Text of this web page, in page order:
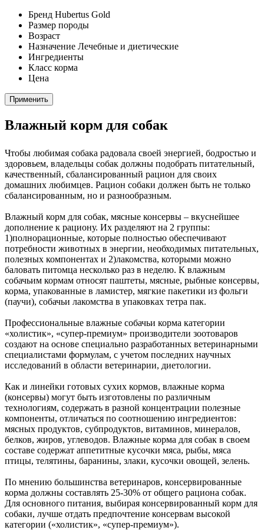
Бренд Hubertus Gold
Размер породы
Возраст
Назначение Лечебные и диетические
Ингредиенты
Класс корма
Цена
Применить
Влажный корм для собак
Чтобы любимая собака радовала своей энергией, бодростью и
здоровьем, владельцы собак должны подобрать питательный,
качественный, сбалансированный рацион для своих
домашних любимцев. Рацион собаки должен быть не только
сбалансированным, но и разнообразным.
Влажный корм для собак, мясные консервы – вкуснейшее
дополнение к рациону. Их разделяют на 2 группы:
1)полнорационные, которые полностью обеспечивают
потребности животных в энергии, необходимых питательных,
полезных компонентах и 2)лакомства, которыми можно
баловать питомца несколько раз в неделю. К влажным
собачьим кормам относят паштеты, мясные, рыбные консервы,
корма, упакованные в ламистер, мягкие пакетики из фольги
(паучи), собачьи лакомства в упаковках тетра пак.
Профессиональные влажные собачьи корма категории
«холистик», «супер-премиум» производители зоотоваров
создают на основе специально разработанных ветеринарными
специалистами формулам, с учетом последних научных
исследований в области ветеринарии, диетологии.
Как и линейки готовых сухих кормов, влажные корма
(консервы) могут быть изготовлены по различным
технологиям, содержать в разной концентрации полезные
компоненты, отличаться по соотношению ингредиентов:
мясных продуктов, субпродуктов, витаминов, минералов,
белков, жиров, углеводов. Влажные корма для собак в своем
составе содержат аппетитные кусочки мяса, рыбы, мяса
птицы, телятины, баранины, злаки, кусочки овощей, зелень.
По мнению большинства ветеринаров, консервированные
корма должны составлять 25-30% от общего рациона собак.
Для основного питания, выбирая консервированный корм для
собаки, лучше отдать предпочтение консервам высокой
категории («холистик», «супер-премиум»).